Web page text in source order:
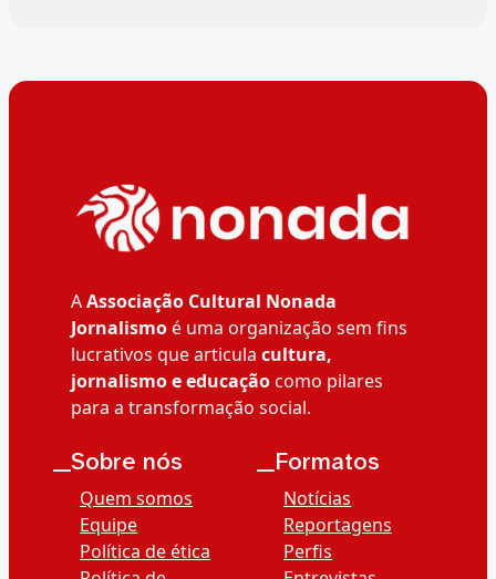
AAssociação Cultural Nonada
Jornalismoé uma organização sem fins
lucrativos que articula cultura,
jornalismo e educaçãocomo pilares
para a transformação social.
__Sobre nós
Quem somos
Equipe
Política de ética
__Formatos
Notícias
Reportagens
Perfis